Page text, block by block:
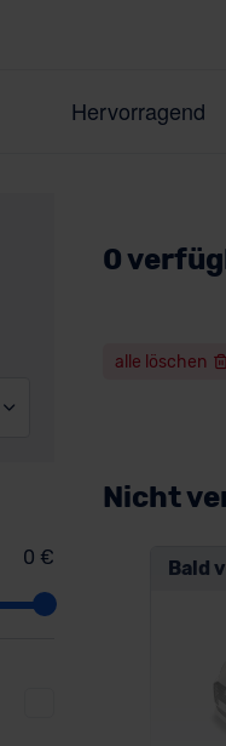
0 €
0
alle löschen
Nicht
Bald